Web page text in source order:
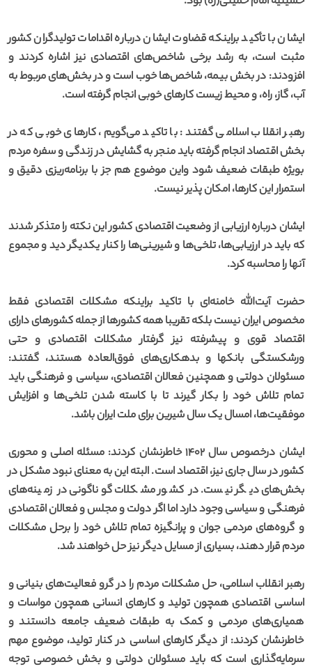
ایشان با تأکید براینکه قضاوت ایشان درباره اقدامات تولیدگران کشور
مثبت است، به رشد برخی شاخص‌های اقتصادی نیز اشاره کردند و
افزودند: در بخش بیمه، شاخص‌ها خوب است و در بخش‌های مربوط به
آب، گاز، راه، و محیط زیست کارهای خوبی انجام گرفته است.
رهبر انقلاب اسلامی گفتند: با تاکید می‌گویم، کارهای خوبی که در
بخش اقتصاد انجام گرفته باید منجر به گشایش در زندگی و سفره مردم
بویژه طبقات ضعیف شود واین موضوع هم جز با برنامه‌ریزی دقیق و
استمرار این کارها، امکان پذیر نیست.
ایشان درباره ارزیابی از وضعیت اقتصادی کشور این نکته را متذکر شدند
که باید در ارزیابی‌ها، تلخی‌ها و شیرینی‌ها را کنار یکدیگر دید و مجموع
آنها را محاسبه کرد.
حضرت آیت‌الله خامنه‌ای با تاکید براینکه مشکلات اقتصادی فقط
مخصوص ایران نیست بلکه تقریبا همه کشورها از جمله کشورهای دارای
اقتصاد قوی و پیشرفته نیز گرفتار مشکلات اقتصادی و حتی
ورشکستگی بانکها و بدهکاری‌های فوق‌العاده هستند، گفتند:
مسئولان دولتی و همچنین فعالان اقتصادی، سیاسی و فرهنگی باید
تمام تلاش خود را بکار گیرند تا با کاسته شدن تلخی‌ها و افزایش
موفقیت‌ها، امسال یک سال شیرین برای ملت ایران باشد.
ایشان درخصوص سال ۱۴۰۲ خاطرنشان کردند: مسئله اصلی و محوری
کشور در سال جاری نیز، اقتصاد است. البته این به معنای نبود مشکل در
بخش‌های دیگر نیست. در کشور مشکلات گوناگونی در زمینه‌های
فرهنگی و سیاسی وجود دارد اما اگر دولت و مجلس و فعالان اقتصادی
و گروه‌های مردمی جوان و پرانگیزه تمام تلاش خود را برحل مشکلات
مردم قرار دهند، بسیاری از مسایل دیگر نیز حل خواهند شد.
رهبر انقلاب اسلامی، حل مشکلات مردم را در گرو فعالیت‌های بنیانی و
اساسی اقتصادی همچون تولید و کارهای انسانی همچون مواسات و
همیاری‌های مردمی و کمک به طبقات ضعیف جامعه دانستند و
خاطرنشان کردند: از دیگر کارهای اساسی در کنار تولید، موضوع مهم
سرمایه‌گذاری است که باید مسئولان دولتی و بخش خصوصی توجه